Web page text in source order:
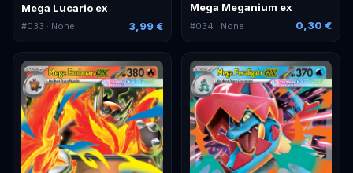
Mega Lucario ex
#033 · None 3,99 €
Mega Meganium ex
#034 · None 0,30 €